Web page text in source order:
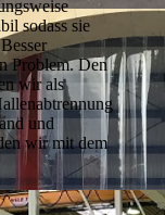
sodass sie
Problem. Den
wir als
und
wir mit dem